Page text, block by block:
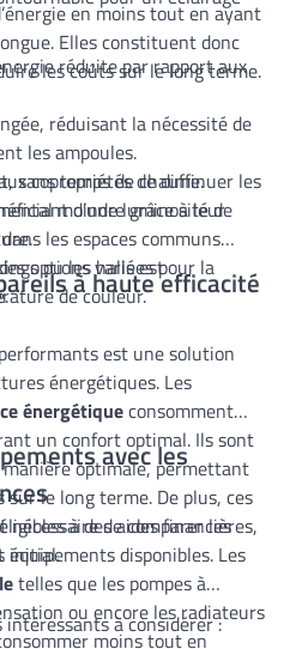
en moins tout en ayant
Elles constituent donc
les coûts sur le long terme.
réduite par rapport aux
réduisant la nécessité de
les ampoules.
sans temps de chauffe.
moindre grâce à leur
options variées pour la
de couleur.
copropriétés de diminuer les
d’une luminosité de
les espaces communs
ou les halls est
à haute efficacité
est une solution
énergétiques. Les
énergétiqueconsomment
un confort optimal. Ils sont
optimale, permettant
le long terme. De plus, ces
à des aides financières,
initial.
avec les
de comparer les
disponibles. Les
telles que les pompes à
ou encore les radiateurs
moins tout en
à considérer :